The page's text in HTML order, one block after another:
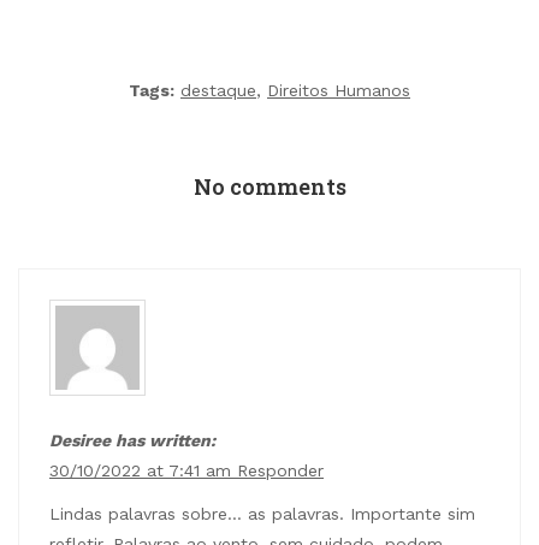
Tags: destaque, Direitos Humanos
No comments
Desiree has written:
30/10/2022 at 7:41 am Responder
Lindas palavras sobre… as palavras. Importante sim